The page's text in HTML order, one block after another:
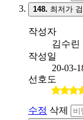
148. 최저가
작성자
김수린
작성일
20-03-
선호도
수정 삭제